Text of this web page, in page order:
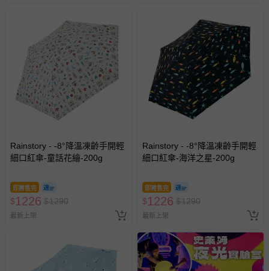
區，可能會無法配送，或須依據商品需加收離島運費。廠商
亦保留出貨與否的權利。離島、偏遠地區、樓層親送等加價
費用，可能會另需加收。
商品實際的配達日期，可於訂單個人資料內的查詢訂單內，
已出貨通知之訊息為主。
如您收到商品，請依正常流程檢查是否完好，若商品遇瑕疵
情形，您可申請更換新品或退貨，請見：退貨的辦理流程
式、折價券與購物金的使用、退貨及商品運送方式等有疑
問，你可詳見：媽咪愛客服中心 。
助取消退款事宜。
商品如因「價格、組合」等錯誤原因，導致無法安排出貨，
會主動以簡訊及mail通知訂單取消事宜，並將提供適當補
Rainstory - -8°降溫凍齡手開輕
細口紅傘-童話花繪-200g
即將售完
$1226 $1290
最新上架
Rainstory - -8°降溫凍齡手開輕
細口紅傘-海洋之星-200g
即將售完
$1226 $1290
最新上架